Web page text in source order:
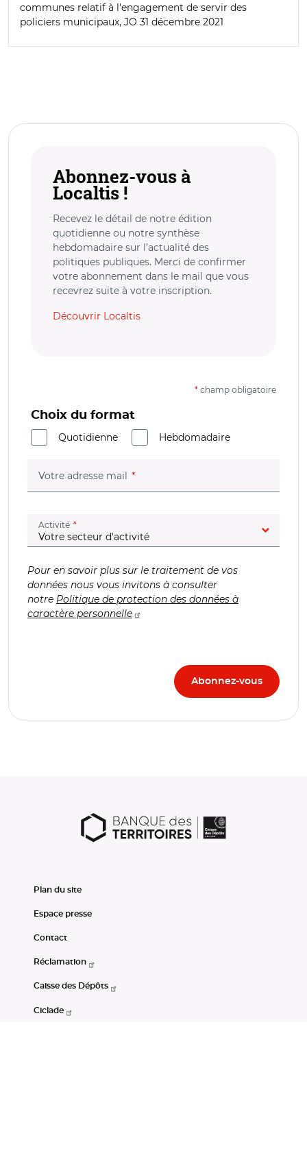
communes relatif à l'engagement de servir des
policiers municipaux, JO 31 décembre 2021
Abonnez-vous à
Localtis !
Recevez le détail de notre édition
quotidienne ou notre synthèse
hebdomadaire sur l’actualité des
politiques publiques. Merci de confirmer
votre abonnement dans le mail que vous
recevrez suite à votre inscription.
Découvrir Localtis
* champ obligatoire
Choix du format
Quotidienne
Hebdomadaire
Votre adresse mail (champ obligatoire)
Activité (champ obligatoire)
Pour en savoir plus sur le traitement de vos
données nous vous invitons à consulter
notre Politique de protection des données à
caractère personnelle
Plan du site
Espace presse
Contact
Réclamation
Caisse des Dépôts
Ciclade